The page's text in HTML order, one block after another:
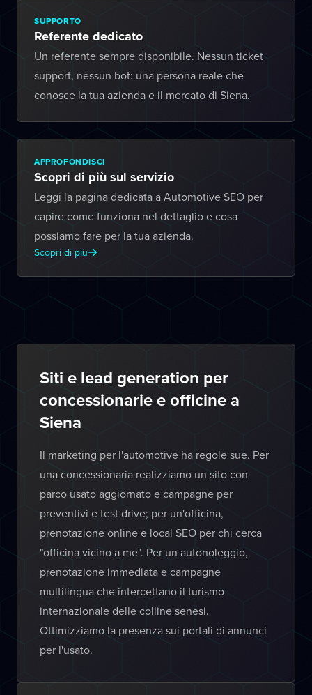
SUPPORTO
Referente dedicato
Un referente sempre disponibile. Nessun ticket
support, nessun bot: una persona reale che
conosce la tua azienda e il mercato di Siena.
APPROFONDISCI
Scopri di più sul servizio
Leggi la pagina dedicata a Automotive SEO per
capire come funziona nel dettaglio e cosa
possiamo fare per la tua azienda.
Scopri di più
Siti e lead generation per
concessionarie e officine a
Siena
Il marketing per l'automotive ha regole sue. Per
una concessionaria realizziamo un sito con
parco usato aggiornato e campagne per
preventivi e test drive; per un'officina,
prenotazione online e local SEO per chi cerca
"officina vicino a me". Per un autonoleggio,
prenotazione immediata e campagne
multilingua che intercettano il turismo
internazionale delle colline senesi.
Ottimizziamo la presenza sui portali di annunci
per l'usato.